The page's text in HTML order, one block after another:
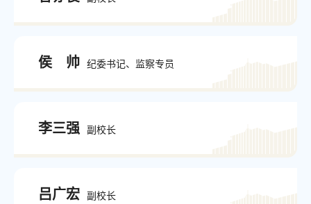
侯 帅 纪委书记、监察专员
李三强 副校长
吕广宏 副校长